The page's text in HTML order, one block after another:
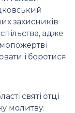
захисників
адже
і боротися
святі отці
молитву.